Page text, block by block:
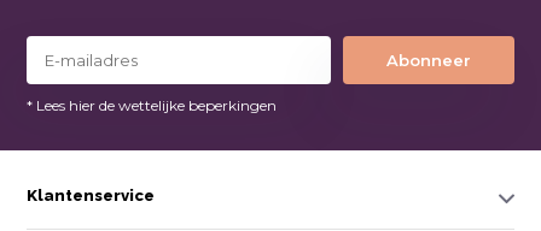
Abonneer
* Lees hier de wettelijke beperkingen
Klantenservice